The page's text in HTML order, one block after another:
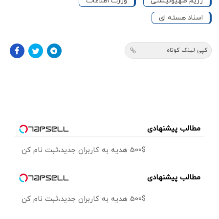
اسناد هسته ای
کپی لینک کوتاه
مطالب پیشنهادی
500$ هدیه به کاربران جدید،ثبت نام کن
مطالب پیشنهادی
500$ هدیه به کاربران جدید،ثبت نام کن